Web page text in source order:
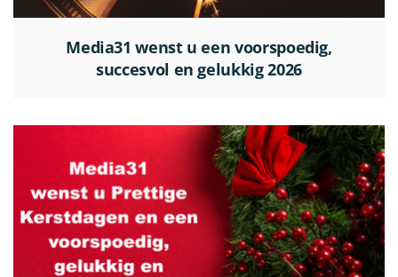
Media31 wenst u een voorspoedig,
succesvol en gelukkig 2026